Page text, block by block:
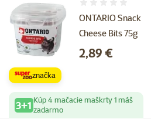
ONTARIO Snack
Cheese Bits 75g
Cena
2,89 €
značka
3+1 Kúp 4 mačacie maškrty 1 máš
zadarmo